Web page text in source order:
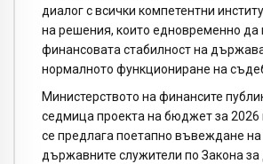
диалог с всички компетентни
на решения, които едновременно да
финансовата стабилност на
нормалното функциониране на
Министерството на финансите
седмица проекта на бюджет за 2026
се предлага поетапно въвеждане
държавните служители по Закона